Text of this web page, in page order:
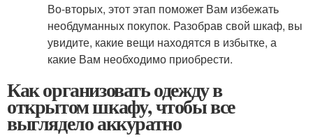
Во-вторых, этот этап поможет Вам избежать
необдуманных покупок. Разобрав свой шкаф, вы
увидите, какие вещи находятся в избытке, а
какие Вам необходимо приобрести.
Как организовать одежду в
открытом шкафу, чтобы все
выглядело аккуратно